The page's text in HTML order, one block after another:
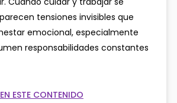
tensiones invisibles que
emocional, especialmente
responsabilidades constantes
ESTE CONTENIDO